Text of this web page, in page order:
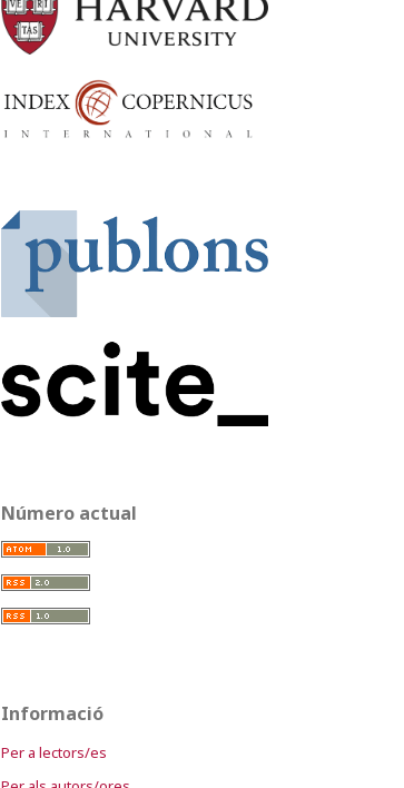
Número actual
Informació
Per a lectors/es